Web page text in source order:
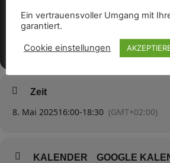
Zeit
8. Mai 202516:00-18:30 (GMT+02:00)
KALENDER GOOGLE
Ein vertrauensvoller Umgang mit
garantiert.
Cookie einstellungen